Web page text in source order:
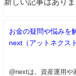
お金の疑問や悩みを
next（アットネクスト
@nextは、資産運用や